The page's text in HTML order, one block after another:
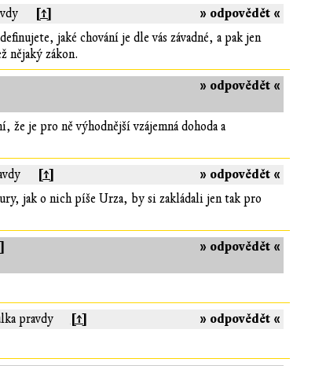
» odpovědět «
[↑]
jaké chování je dle vás závadné, a pak jen
nějaký zákon.
» odpovědět «
je pro ně výhodnější vzájemná dohoda a
» odpovědět «
[↑]
jak o nich píše Urza, by si zakládali jen tak pro
» odpovědět «
» odpovědět «
pravdy [↑]